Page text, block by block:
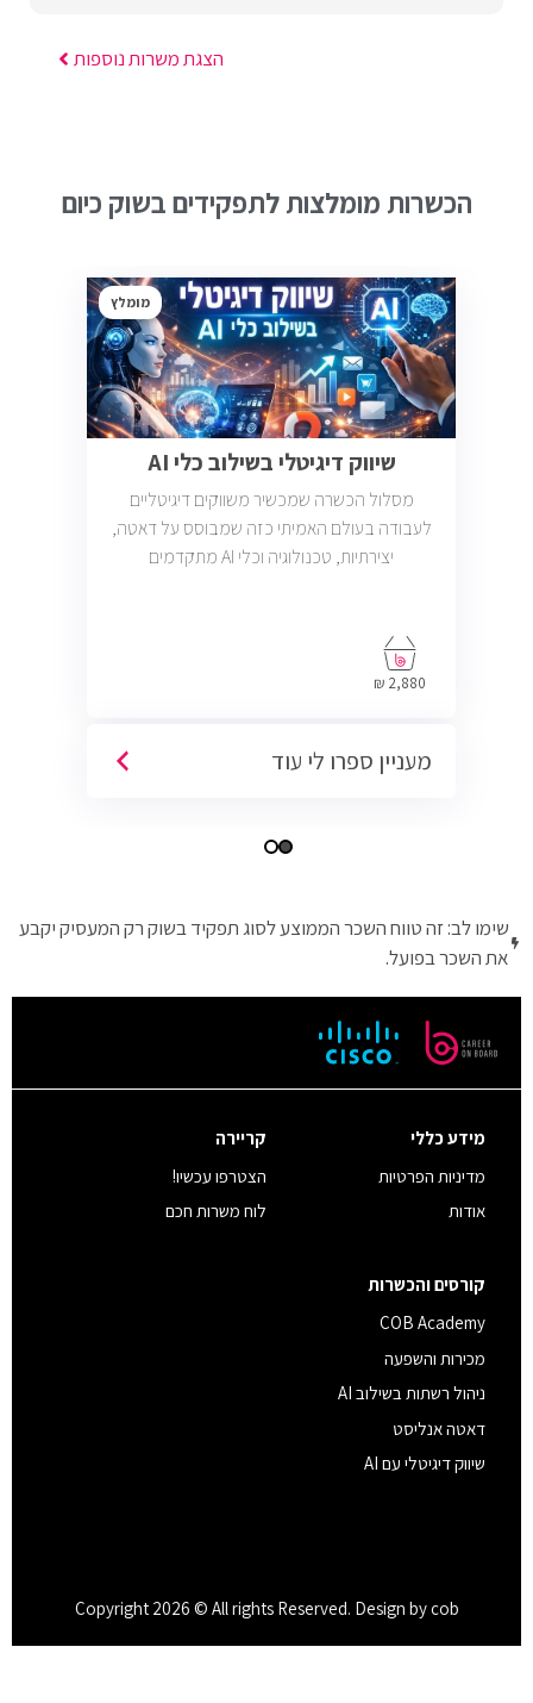
הצגת משרות נוספות
הכשרות מומלצות לתפקידים בשוק כיום
מומלץ
שיווק דיגיטלי בשילוב כלי AI
מסלול הכשרה שמכשיר משווקים דיגיטליים
לעבודה בעולם האמיתי כזה שמבוסס על דאטה,
יצירתיות, טכנולוגיה וכלי AI מתקדמים
2,880 ₪
מעניין ספרו לי עוד
שימו לב: זה טווח השכר הממוצע לסוג תפקיד בשוק רק המעסיק יקבע
את השכר בפועל.
מידע כללי
מדיניות הפרטיות
אודות
קריירה
הצטרפו עכשיו!
לוח משרות חכם
קורסים והכשרות
COB Academy
מכירות והשפעה
ניהול רשתות בשילוב AI
דאטה אנליסט
שיווק דיגיטלי עם AI
Copyright 2026 © All rights Reserved. Design by cob